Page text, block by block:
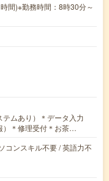
間)※勤務時間：8時30分～
テムあり）＊データ入力
）＊修理受付＊お茶…
コンスキル不要 / 英語力不